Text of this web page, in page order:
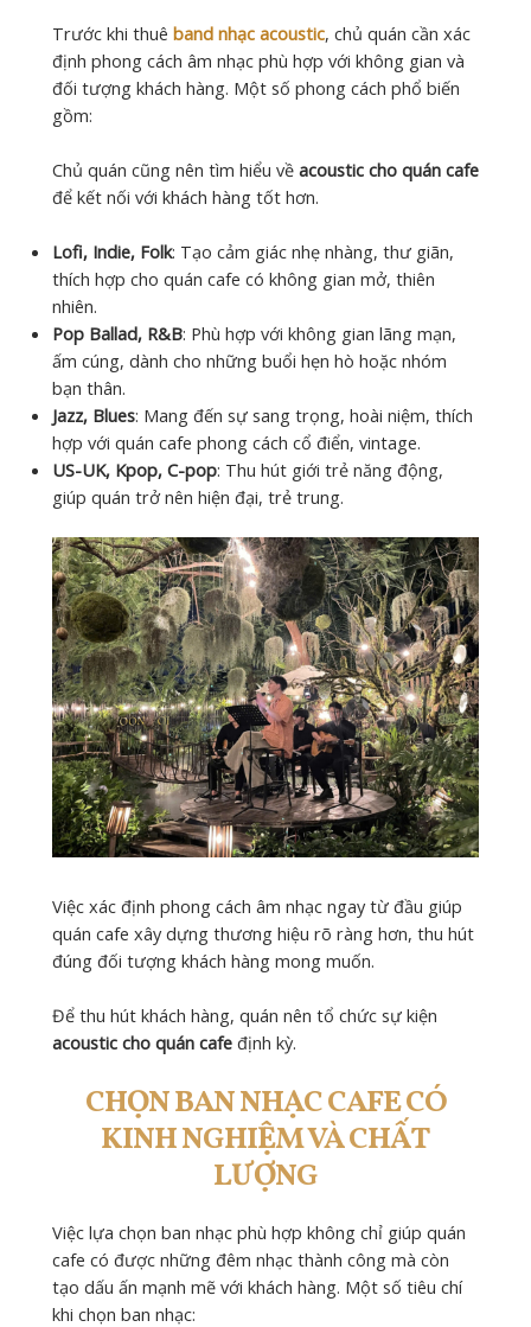
Trước khi thuê band nhạc acoustic, chủ quán cần xác
định phong cách âm nhạc phù hợp với không gian và
đối tượng khách hàng. Một số phong cách phổ biến
gồm:
Chủ quán cũng nên tìm hiểu về acoustic cho quán cafe
để kết nối với khách hàng tốt hơn.
Lofi, Indie, Folk: Tạo cảm giác nhẹ nhàng, thư giãn,
thích hợp cho quán cafe có không gian mở, thiên
nhiên.
Pop Ballad, R&B: Phù hợp với không gian lãng mạn,
ấm cúng, dành cho những buổi hẹn hò hoặc nhóm
bạn thân.
Jazz, Blues: Mang đến sự sang trọng, hoài niệm, thích
hợp với quán cafe phong cách cổ điển, vintage.
US-UK, Kpop, C-pop: Thu hút giới trẻ năng động,
giúp quán trở nên hiện đại, trẻ trung.
Việc xác định phong cách âm nhạc ngay từ đầu giúp
quán cafe xây dựng thương hiệu rõ ràng hơn, thu hút
đúng đối tượng khách hàng mong muốn.
Để thu hút khách hàng, quán nên tổ chức sự kiện
acoustic cho quán cafe định kỳ.
CHỌN BAN NHẠC CAFE CÓ
KINH NGHIỆM VÀ CHẤT
LƯỢNG
Việc lựa chọn ban nhạc phù hợp không chỉ giúp quán
cafe có được những đêm nhạc thành công mà còn
tạo dấu ấn mạnh mẽ với khách hàng. Một số tiêu chí
khi chọn ban nhạc: